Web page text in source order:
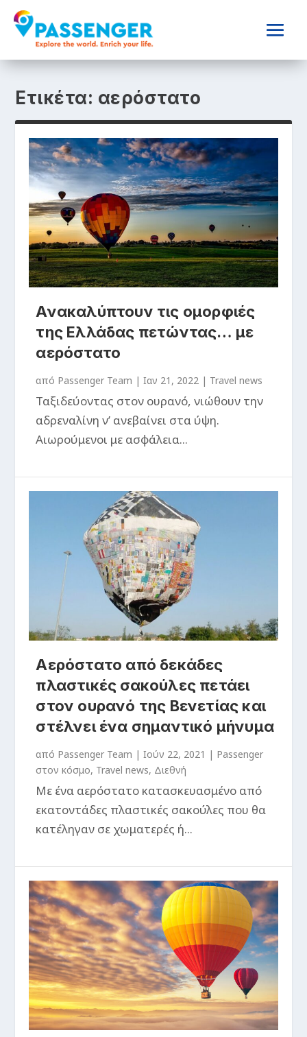
Ετικέτα: αερόστατο
Ανακαλύπτουν τις ομορφιές
της Ελλάδας πετώντας… με
αερόστατο
από Passenger Team |Ιαν 21, 2022 | Travel news
Ταξιδεύοντας στον ουρανό, νιώθουν την
αδρεναλίνη ν’ ανεβαίνει στα ύψη.
Αιωρούμενοι με ασφάλεια...
Aερόστατο από δεκάδες
πλαστικές σακούλες πετάει
στον ουρανό της Βενετίας και
στέλνει ένα σημαντικό μήνυμα
από Passenger Team |Ιούν 22, 2021 | Passenger
στον κόσμο, Travel news, Διεθνή
Με ένα αερόστατο κατασκευασμένο από
εκατοντάδες πλαστικές σακούλες που θα
κατέληγαν σε χωματερές ή...